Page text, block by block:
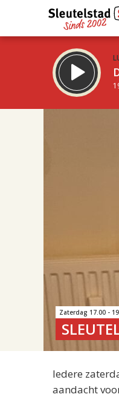
Zaterdag 17.00 -
Iedere
aandacht